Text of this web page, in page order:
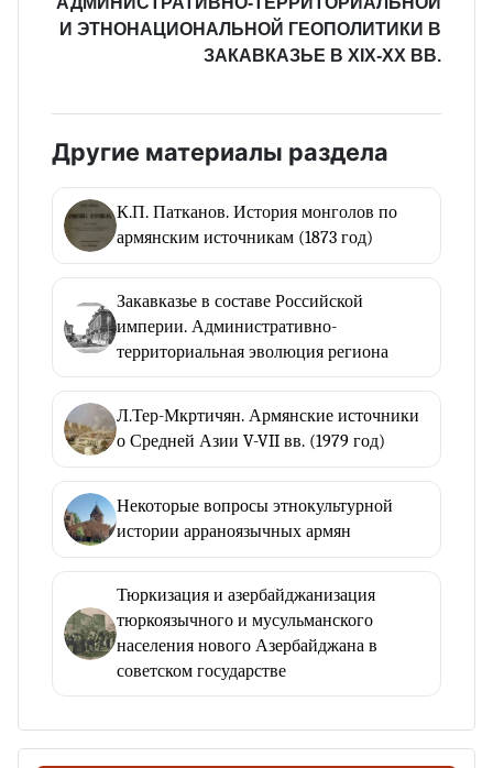
И ЭТНОНАЦИОНАЛЬНОЙ ГЕОПОЛИТИКИ В
ЗАКАВКАЗЬЕ В XIX-XX ВВ.
Другие материалы раздела
К.П. Патканов. История монголов по
армянским источникам (1873 год)
Закавказье в составе Российской
империи. Административно-
территориальная эволюция региона
Л.Тер-Мкртичян. Армянские источники
о Средней Азии V-VII вв. (1979 год)
Некоторые вопросы этнокультурной
истории арраноязычных армян
Тюркизация и азербайджанизация
тюркоязычного и мусульманского
населения нового Азербайджана в
советском государстве